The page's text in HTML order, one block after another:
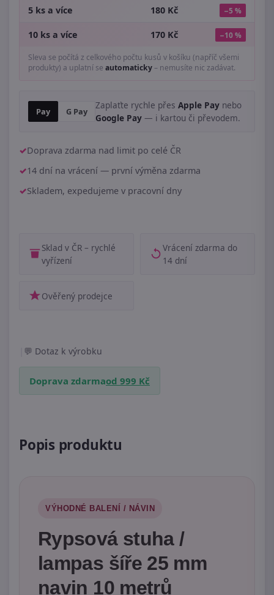
5 ks a více 180 Kč −5 %
10 ks a více 170 Kč −10 %
Sleva se počítá z celkového počtu kusů v košíku (napříč všemi
produkty) a uplatní se automaticky– nemusíte nic zadávat.
Pay G Pay
Zaplaťte rychle přes Apple Pay nebo
Google Pay — i kartou či převodem.
Doprava zdarma nad limit po celé ČR
14 dní na vrácení — první výměna zdarma
Skladem, expedujeme v pracovní dny
Sklad v ČR – rychlé
vyřízení
Vrácení zdarma do
14 dní
Ověřený prodejce
Dotaz k výrobku
Doprava zdarmaod 999 Kč
Popis produktu
VÝHODNÉ BALENÍ / NÁVIN
Rypsová stuha /
lampas šíře 25 mm
navin 10 metrů